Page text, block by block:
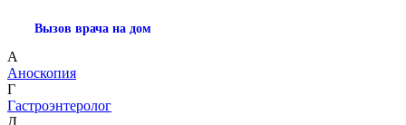
Вызов врача на дом
А
Аноскопия
Г
Гастроэнтеролог